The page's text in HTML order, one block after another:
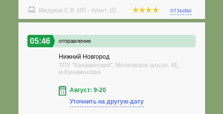
Мидуков С.В. ИП - Агент, (О... отзывы
05:46 отправление
Нижний Новгород
ТПУ "Канавинский", Московское шоссе, 4Е,
м.Канавинская
Август: 9-20
Уточнить на другую дату